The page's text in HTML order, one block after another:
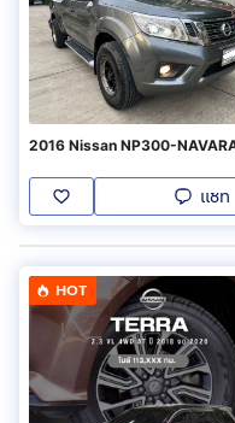
2016 Nissan NP300-
แชท
HOT